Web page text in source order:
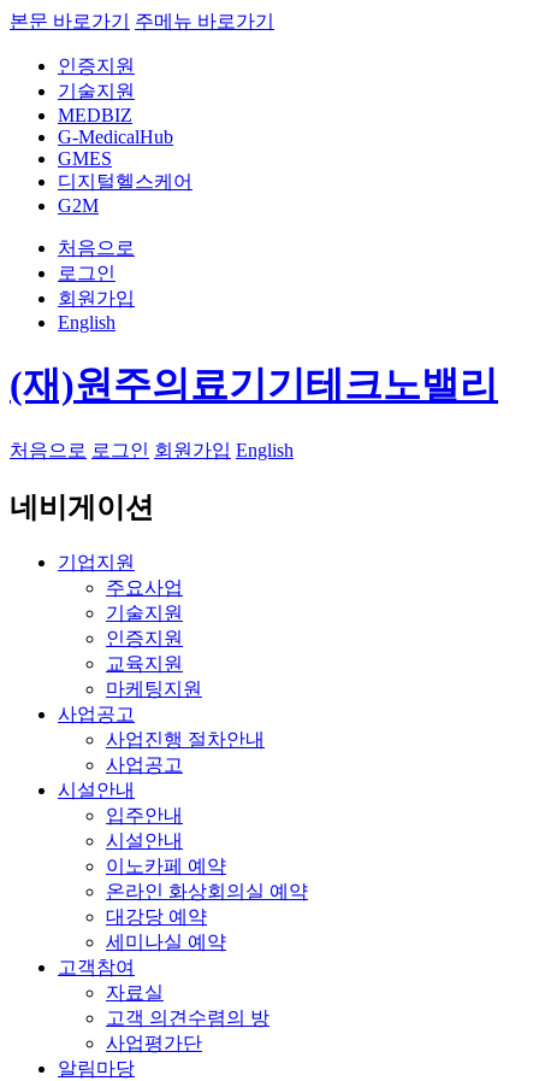
본문 바로가기 주메뉴 바로가기
인증지원
기술지원
MEDBIZ
G-MedicalHub
GMES
디지털헬스케어
G2M
처음으로
로그인
회원가입
English
(재)원주의료기기테크노밸리
처음으로 로그인 회원가입 English
네비게이션
기업지원
주요사업
기술지원
인증지원
교육지원
마케팅지원
사업공고
사업진행 절차안내
사업공고
시설안내
입주안내
시설안내
이노카페 예약
온라인 화상회의실 예약
대강당 예약
세미나실 예약
고객참여
자료실
고객 의견수렴의 방
사업평가단
알림마당